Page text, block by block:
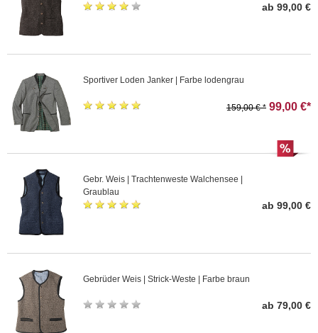
ab 99,00 €
Sportiver Loden Janker | Farbe lodengrau
159,00 € * 99,00 €*
Gebr. Weis | Trachtenweste Walchensee |
Graublau
ab 99,00 €
Gebrüder Weis | Strick-Weste | Farbe braun
ab 79,00 €